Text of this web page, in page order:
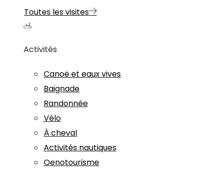
Toutes les visites
Activités
Canoë et eaux vives
Baignade
Randonnée
Vélo
À cheval
Activités nautiques
Oenotourisme